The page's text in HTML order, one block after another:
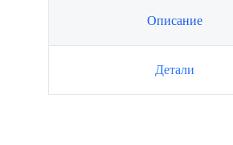
Описание
Детали